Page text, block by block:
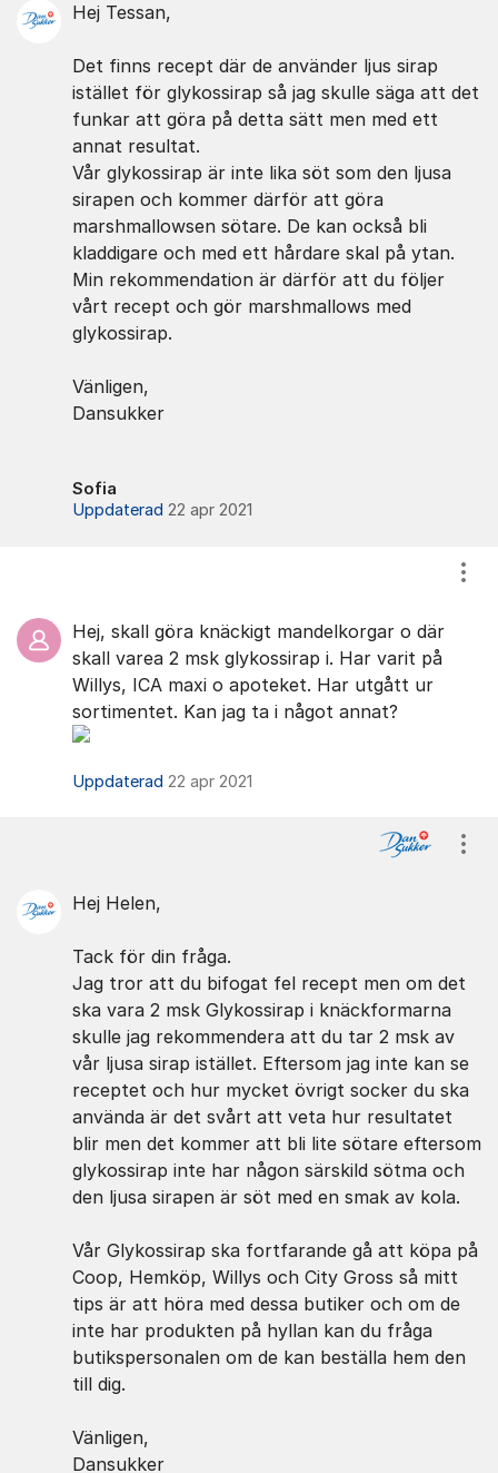
Hej Tessan,
Det finns recept där de använder ljus sirap
istället för glykossirap så jag skulle säga att det
funkar att göra på detta sätt men med ett
annat resultat.
Vår glykossirap är inte lika söt som den ljusa
sirapen och kommer därför att göra
marshmallowsen sötare. De kan också bli
kladdigare och med ett hårdare skal på ytan.
Min rekommendation är därför att du följer
vårt recept och gör marshmallows med
glykossirap.
Vänligen,
Dansukker
Sofia
Uppdaterad 22 apr 2021
Hej, skall göra knäckigt mandelkorgar o där
skall varea 2 msk glykossirap i. Har varit på
Willys, ICA maxi o apoteket. Har utgått ur
sortimentet. Kan jag ta i något annat?
Uppdaterad 22 apr 2021
Hej Helen,
Tack för din fråga.
Jag tror att du bifogat fel recept men om det
ska vara 2 msk Glykossirap i knäckformarna
skulle jag rekommendera att du tar 2 msk av
vår ljusa sirap istället. Eftersom jag inte kan se
receptet och hur mycket övrigt socker du ska
använda är det svårt att veta hur resultatet
blir men det kommer att bli lite sötare eftersom
glykossirap inte har någon särskild sötma och
den ljusa sirapen är söt med en smak av kola.
Vår Glykossirap ska fortfarande gå att köpa på
Coop, Hemköp, Willys och City Gross så mitt
tips är att höra med dessa butiker och om de
inte har produkten på hyllan kan du fråga
butikspersonalen om de kan beställa hem den
till dig.
Vänligen,
Dansukker